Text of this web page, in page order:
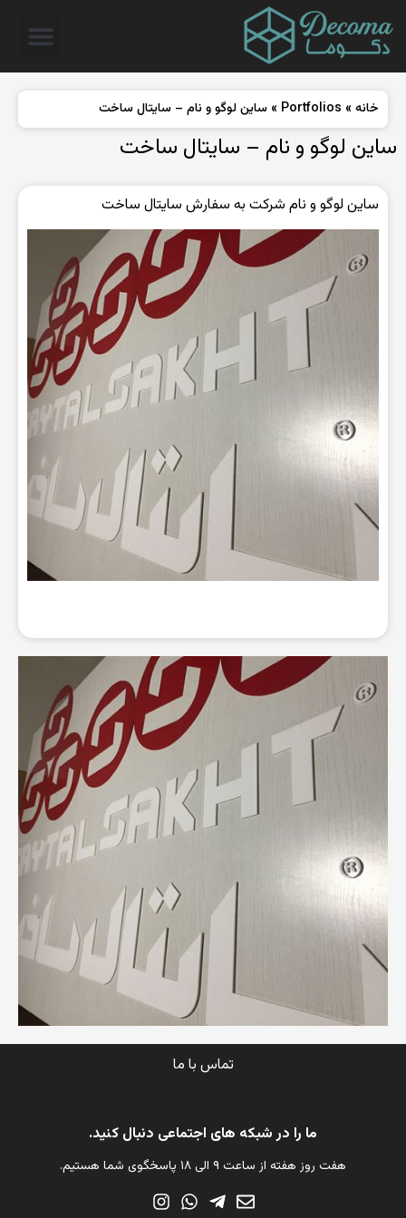
خانه »
Portfolios
» ساین لوگو و نام – سایتال ساخت
ساین لوگو و نام – سایتال ساخت
ساین لوگو و نام شرکت به سفارش سایتال ساخت
تماس با ما
ما را در شبکه های اجتماعی دنبال کنید.
هفت روز هفته از ساعت ۹ الی ۱۸ پاسخگوی شما هستیم.